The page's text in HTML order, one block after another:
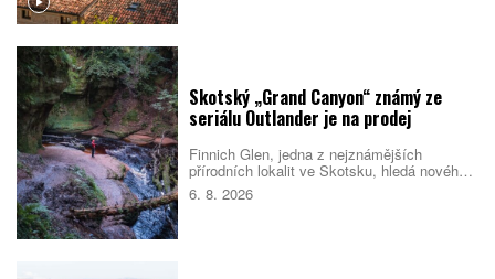
Skotský „Grand Canyon“ známý ze
seriálu Outlander je na prodej
Finnich Glen, jedna z nejznámějších
přírodních lokalit ve Skotsku, hledá nového
majitele. Soutěsku proslavil seriál Outlander,
ale objevila se i v dalších filmech a
6. 8. 2026